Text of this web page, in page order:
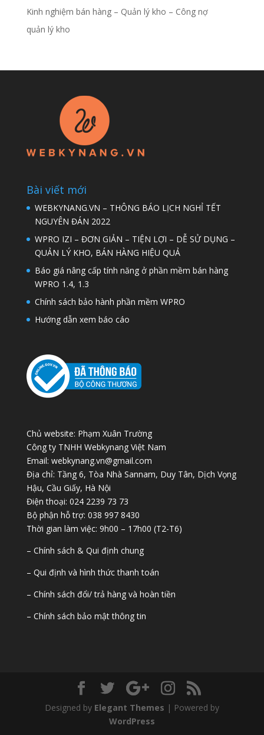
Kinh nghiệm bán hàng – Quản lý kho – Công nợ
quản lý kho
Bài viết mới
WEBKYNANG.VN – THÔNG BÁO LỊCH NGHỈ TẾT
NGUYÊN ĐÁN 2022
WPRO IZI – ĐƠN GIẢN – TIỆN LỢI – DỄ SỬ DỤNG –
QUẢN LÝ KHO, BÁN HÀNG HIỆU QUẢ
Báo giá nâng cấp tính năng ở phần mềm bán hàng
WPRO 1.4, 1.3
Chính sách bảo hành phần mềm WPRO
Hướng dẫn xem báo cáo
Chủ website: Phạm Xuân Trường
Công ty TNHH Webkynang Việt Nam
Email: webkynang.vn@gmail.com
Địa chỉ: Tầng 6, Tòa Nhà Sannam, Duy Tân, Dịch Vọng
Hậu, Cầu Giấy, Hà Nội
Điện thoại: 024 2239 73 73
Bộ phận hỗ trợ: 038 997 8430
Thời gian làm việc: 9h00 – 17h00 (T2-T6)
– Chính sách & Qui định chung
– Qui định và hình thức thanh toán
– Chính sách đổi/ trả hàng và hoàn tiền
– Chính sách bảo mật thông tin
Designed by Elegant Themes | Powered by
WordPress